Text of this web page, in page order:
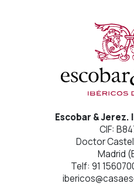
Escobar &
CIF:
Doctor
Madrid
Telf: 91